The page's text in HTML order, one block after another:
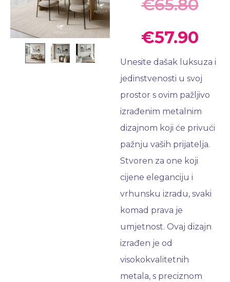
€65.80
€57.90
Unesite dašak luksuza i
jedinstvenosti u svoj
prostor s ovim pažljivo
izrađenim metalnim
dizajnom koji će privući
pažnju vaših prijatelja.
Stvoren za one koji
cijene eleganciju i
vrhunsku izradu, svaki
komad prava je
umjetnost. Ovaj dizajn
izrađen je od
visokokvalitetnih
metala, s preciznom